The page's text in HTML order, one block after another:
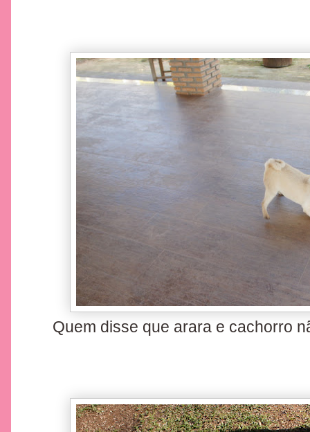
Quem disse que arara e cachorro